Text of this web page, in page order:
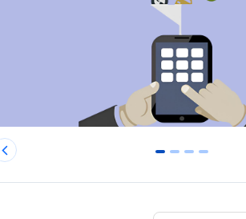
0 1 2 3